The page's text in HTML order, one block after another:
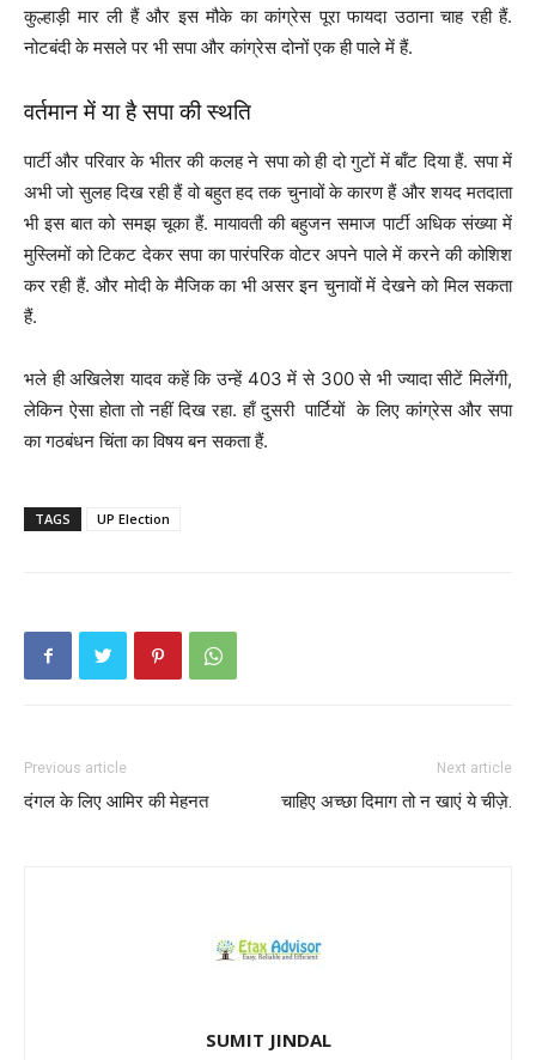
कुल्हाड़ी मार ली हैं और इस मौके का कांग्रेस पूरा फायदा उठाना चाह रही हैं.
नोटबंदी के मसले पर भी सपा और कांग्रेस दोनों एक ही पाले में हैं.
वर्तमान में या है सपा की स्थति
पार्टी और परिवार के भीतर की कलह ने सपा को ही दो गुटों में बाँट दिया हैं. सपा में
अभी जो सुलह दिख रही हैं वो बहुत हद तक चुनावों के कारण हैं और शयद मतदाता
भी इस बात को समझ चूका हैं. मायावती की बहुजन समाज पार्टी अधिक संख्या में
मुस्लिमों को टिकट देकर सपा का पारंपरिक वोटर अपने पाले में करने की कोशिश
कर रही हैं. और मोदी के मैजिक का भी असर इन चुनावों में देखने को मिल सकता
हैं.
भले ही अखिलेश यादव कहें कि उन्हें 403 में से 300 से भी ज्यादा सीटें मिलेंगी,
लेकिन ऐसा होता तो नहीं दिख रहा. हाँ दुसरी पार्टियों के लिए कांग्रेस और सपा
का गठबंधन चिंता का विषय बन सकता हैं.
TAGS UP Election
Previous article
दंगल के लिए आमिर की मेहनत
Next article
चाहिए अच्छा दिमाग तो न खाएं ये चीज़े.
SUMIT JINDAL